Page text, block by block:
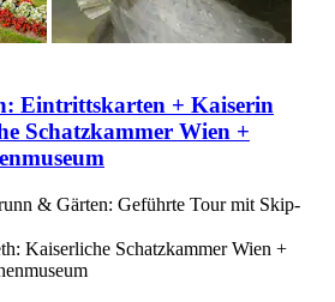
Eintrittskarten + Kaiserin
Schatzkammer Wien +
& Gärten: Geführte Tour mit Skip-
Kaiserliche Schatzkammer Wien +